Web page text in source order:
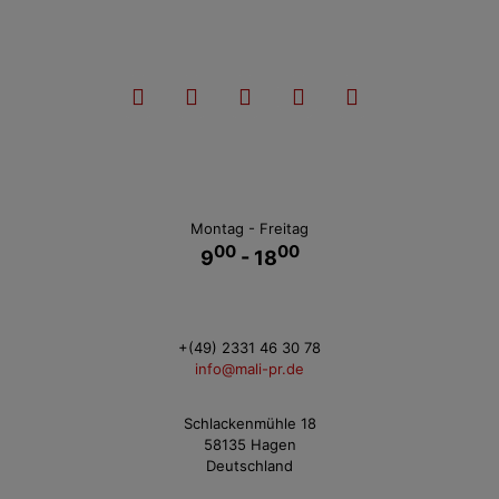
Montag - Freitag
900- 1800
+(49) 2331 46 30 78
info@mali-pr.de
Schlackenmühle 18
58135 Hagen
Deutschland